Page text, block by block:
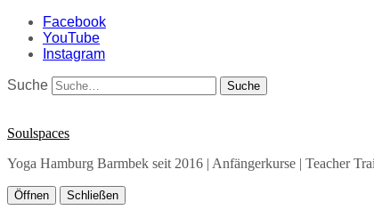
Facebook
YouTube
Instagram
Suche
Soulspaces
Yoga Hamburg Barmbek seit 2016 | Anfängerkurse | Teacher
Öffnen Schließen